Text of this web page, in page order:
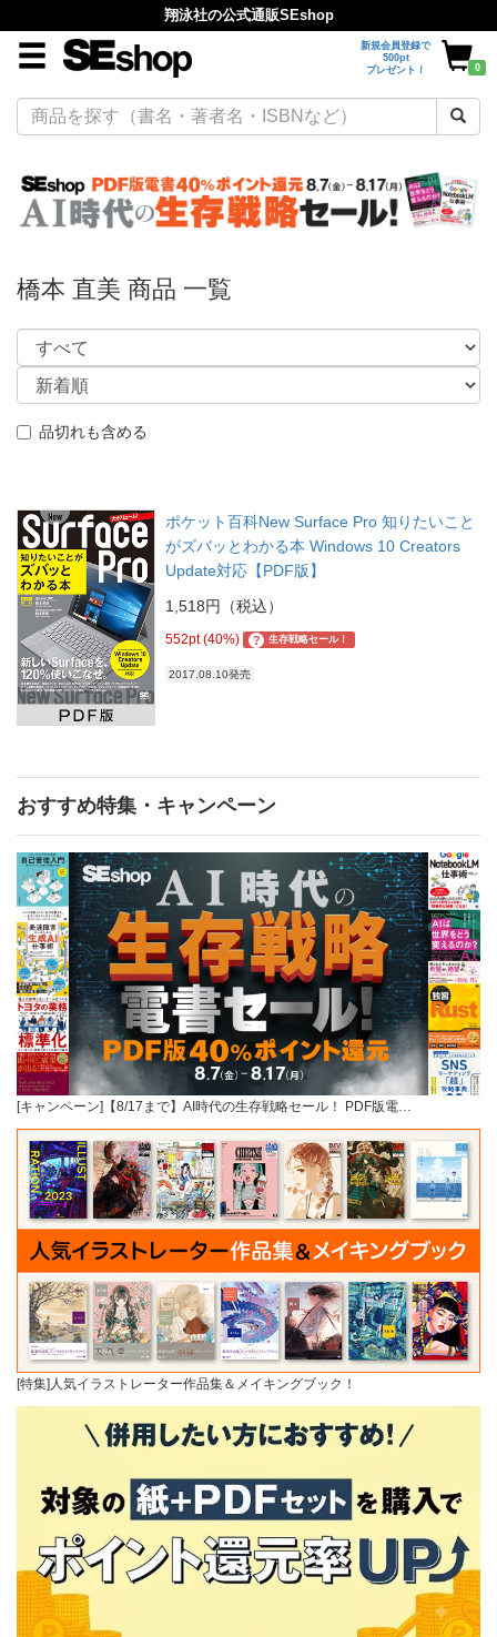
翔泳社の公式通販SEshop
新規会員登録で
500pt
プレゼント！
0
橋本 直美 商品 一覧
品切れも含める
ポケット百科New Surface Pro 知りたいこと
がズバッとわかる本 Windows 10 Creators
Update対応【PDF版】
1,518円（税込）
552pt (40%) ? 生存戦略セール！
2017.08.10発売
おすすめ特集・キャンペーン
[キャンペーン]【8/17まで】AI時代の生存戦略セール！ PDF版電…
[特集]人気イラストレーター作品集＆メイキングブック！